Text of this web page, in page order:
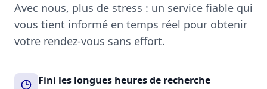
Avec nous, plus de stress : un service fiable qui
vous tient informé en temps réel pour obtenir
votre rendez-vous sans effort.
Fini les longues heures de recherche